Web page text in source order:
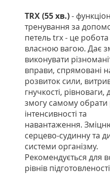
TRX (55 хв.)-
тренування за
петель trx - це робота
власною вагою. Дає
виконувати
вправи, спрямовані
розвиток сили,
гнучкості, рівноваги,
змогу самому обрати
інтенсивності та
навантаження.
серцево-судинну та
системи організму.
Рекомендується для
рівнів